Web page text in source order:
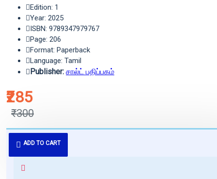
₹285
₹300
Edition: 1
Year: 2025
ISBN: 9789347979767
Page: 206
Format: Paperback
Language: Tamil
Publisher: சால்ட் பதிப்பகம்
ADD TO CART
புத்தகம் 3 - 7 நாட்களில் அனுப்பி
வைக்கப்படும்.
for orders above ₹1000 within